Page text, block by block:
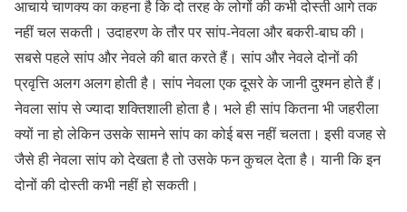
आचार्य चाणक्य का कहना है कि दो तरह के लोगों की कभी दोस्ती आगे तक
नहीं चल सकती। उदाहरण के तौर पर सांप-नेवला और बकरी-बाघ की।
सबसे पहले सांप और नेवले की बात करते हैं। सांप और नेवले दोनों की
प्रवृत्ति अलग अलग होती है। सांप नेवला एक दूसरे के जानी दुश्मन होते हैं।
नेवला सांप से ज्यादा शक्तिशाली होता है। भले ही सांप कितना भी जहरीला
क्यों ना हो लेकिन उसके सामने सांप का कोई बस नहीं चलता। इसी वजह से
जैसे ही नेवला सांप को देखता है तो उसके फन कुचल देता है। यानी कि इन
दोनों की दोस्ती कभी नहीं हो सकती।